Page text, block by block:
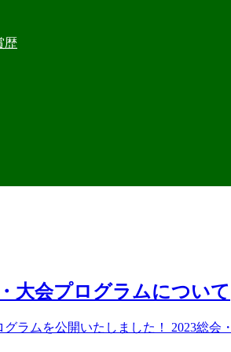
歴
大会プログラムについて
グラムを公開いたしました！ 2023総会